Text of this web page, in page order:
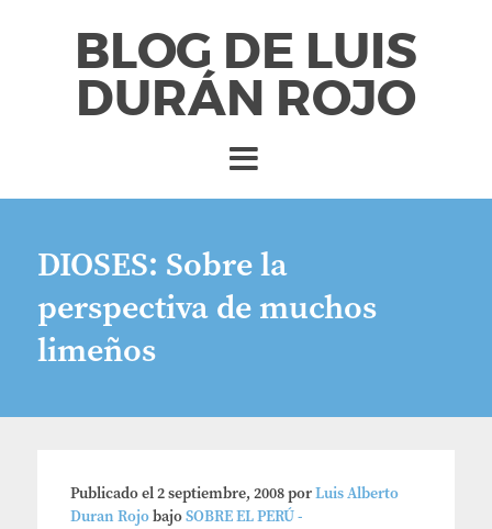
BLOG DE LUIS
DURÁN ROJO
DIOSES: Sobre la
perspectiva de muchos
limeños
Publicado el2 septiembre, 2008porLuis Alberto
Duran RojobajoSOBRE EL PERÚ -